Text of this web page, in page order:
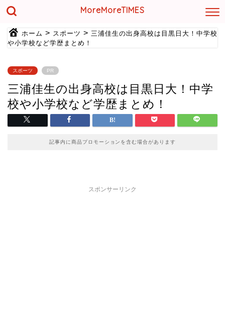
MoreMoreTIMES
ホーム > スポーツ > 三浦佳生の出身高校は目黒日大！中学校
や小学校など学歴まとめ！
スポーツ PR
三浦佳生の出身高校は目黒日大！中学
校や小学校など学歴まとめ！
記事内に商品プロモーションを含む場合があります
スポンサーリンク